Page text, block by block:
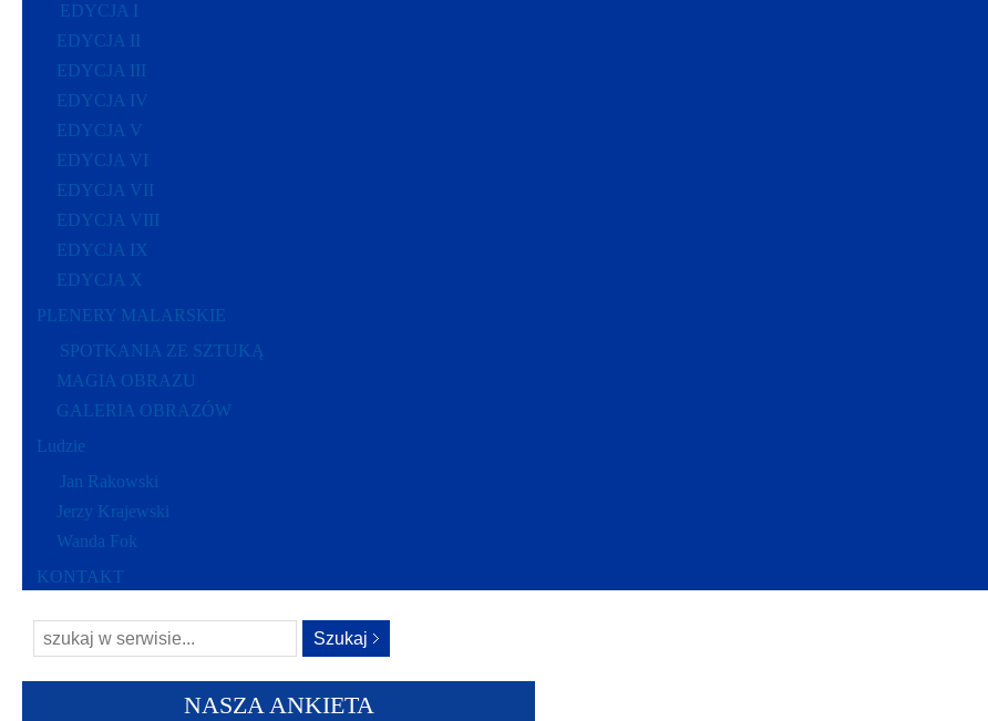
EDYCJA I
EDYCJA II
EDYCJA III
EDYCJA IV
EDYCJA V
EDYCJA VI
EDYCJA VII
EDYCJA VIII
EDYCJA IX
EDYCJA X
PLENERY MALARSKIE
SPOTKANIA ZE SZTUKĄ
MAGIA OBRAZU
GALERIA OBRAZÓW
Ludzie
Jan Rakowski
Jerzy Krajewski
Wanda Fok
KONTAKT
NASZA ANKIETA